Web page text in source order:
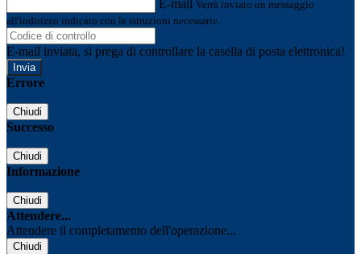
E-mail Verrà inviato un messaggio
all'indirizzo indicato con le istruzioni necessarie.
E-mail inviata, si prega di controllare la casella di posta elettronica!
Errore
Chiudi
Successo
Chiudi
Informazione
Chiudi
Attendere...
Attendere il completamento dell'operazione...
Chiudi